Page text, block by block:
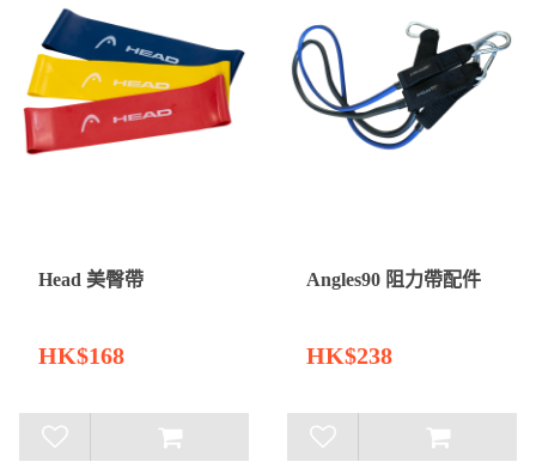
Head 美臀帶
HK$168
Angles90 阻力帶配件
HK$238